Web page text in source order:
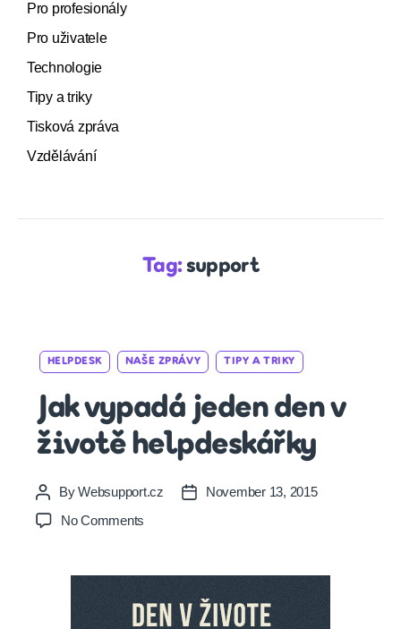
Pro profesionály
Pro uživatele
Technologie
Tipy a triky
Tisková zpráva
Vzdělávání
Tag: support
Categories
HELPDESK NAŠE ZPRÁVY TIPY A TRIKY
Jak vypadá jeden den v
životě helpdeskářky
Post
author
ByWebsupport.cz
PostNovember 13, 2015
No Comments
jeden